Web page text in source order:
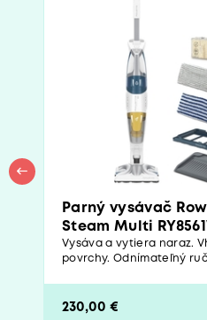
Parný vysávač
Steam Multi
Vysáva a vytiera naraz.
povrchy. Odnímateľný
230,00 €